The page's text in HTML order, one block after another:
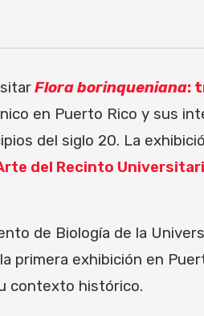
Flora borinqueniana:
en Puerto Rico y sus
del siglo 20. La
del Recinto
de Biología de la
primera exhibición en
contexto histórico.